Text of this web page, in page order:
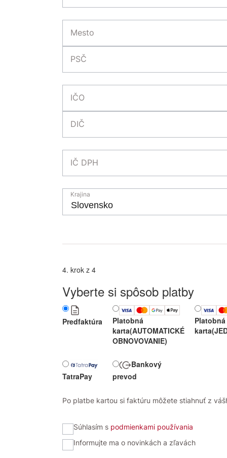
Mesto
PSČ
IČO
DIČ
IČ DPH
Krajina
4. krok z 4
Vyberte si spôsob platby
Predfaktúra
Platobná
karta(AUTOMATICKÉ
OBNOVOVANIE)
Platobná
karta
TatraPay
Bankový
prevod
Po platbe kartou si faktúru môžete stiahnuť z
Súhlasím s podmienkami používania
Informujte ma o novinkách a zľavách